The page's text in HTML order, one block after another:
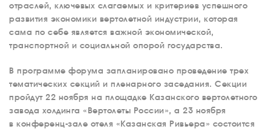
отраслей, ключевых слагаемых и критериев успешного
развития экономики вертолетной индустрии, которая
сама по себе является важной экономической,
транспортной и социальной опорой государства.
В программе форума запланировано проведение трех
тематических секций и пленарного заседания. Секции
пройдут 22 ноября на площадке Казанского вертолетного
завода холдинга «Вертолеты России», а 23 ноября
в конференц-зале отеля «Казанская Ривьера» состоится